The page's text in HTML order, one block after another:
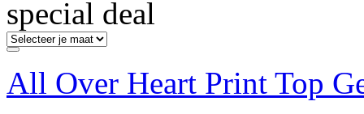
special deal
All Over Heart Print Top